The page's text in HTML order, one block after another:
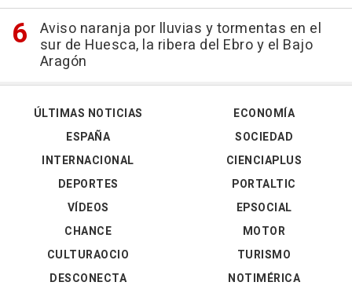
Aviso naranja por lluvias y tormentas en el
sur de Huesca, la ribera del Ebro y el Bajo
Aragón
ÚLTIMAS NOTICIAS
ESPAÑA
INTERNACIONAL
DEPORTES
VÍDEOS
ECONOMÍA
SOCIEDAD
CIENCIAPLUS
PORTALTIC
EPSOCIAL
CHANCE
CULTURAOCIO
DESCONECTA
MOTOR
TURISMO
NOTIMÉRICA